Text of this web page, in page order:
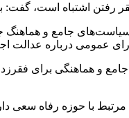
فقر رفتن اشتباه است،
جامع و هماهنگ
عمومی درباره
جامع و هماهنگی برای
با حوزه رفاه